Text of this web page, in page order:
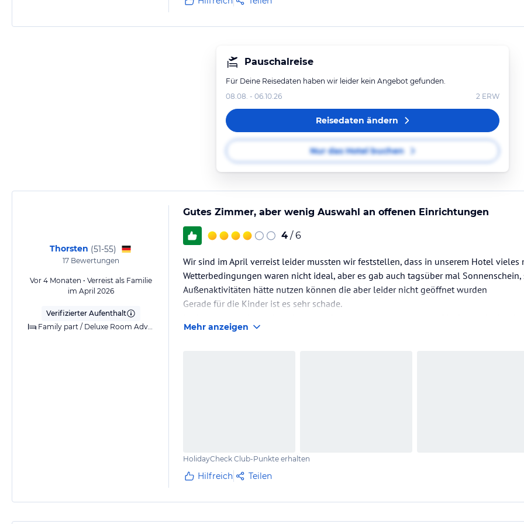
Pauschalreise
Für Deine Reisedaten haben wir leider kein Angebot gefunden.
08.08. - 06.10.26
2 ERW
Reisedaten ändern
Nur das Hotel buchen
Thorsten (51-55)
17Bewertungen
Vor 4 Monaten • Verreist als Familie
im April 2026
Verifizierter Aufenthalt
Family part / Deluxe Room Adventure Park view
Gutes Zimmer, aber wenig Auswahl an offenen Einrichtungen
4 / 6
Wir sind im April verreist leider mussten wir feststellen, dass in unserem Hotel vieles
Wetterbedingungen waren nicht ideal, aber es gab auch tagsüber mal
Außenaktivitäten hätte nutzen können die aber leider nicht geöffnet wurden
Gerade für die Kinder ist es sehr schade.
So blieb uns nur das Hallenbad, was mit seinen 28° sehr kalt war. Dieses…
Mehr anzeigen
HolidayCheck Club-Punkte erhalten
Hilfreich Teilen